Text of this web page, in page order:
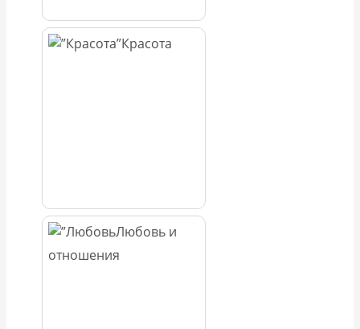
Красота
Любовь и
отношения